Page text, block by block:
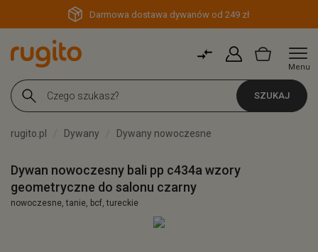
Darmowa dostawa dywanów od 249 zł
Menu
SZUKAJ
rugito.pl Dywany Dywany nowoczesne
Dywan nowoczesny bali pp c434a wzory
geometryczne do salonu czarny
nowoczesne, tanie, bcf, tureckie